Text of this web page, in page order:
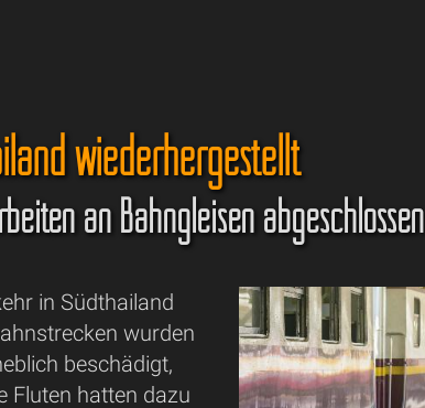
wiederhergestellt
an Bahngleisen abgeschlossen
in Südthailand
wurden
beschädigt,
Fluten hatten dazu